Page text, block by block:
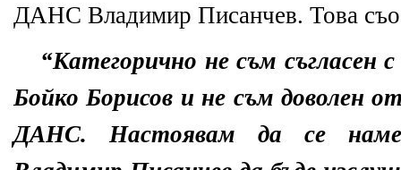
ДАНС Владимир Писанчев. Това
“Категорично не съм съгласен
Бойко Борисов и не съм доволен
ДАНС. Настоявам да се